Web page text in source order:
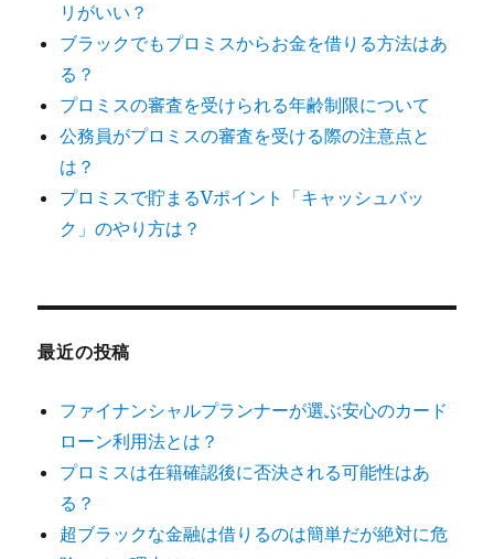
リがいい？
ブラックでもプロミスからお金を借りる方法はあ
る？
プロミスの審査を受けられる年齢制限について
公務員がプロミスの審査を受ける際の注意点と
は？
プロミスで貯まるVポイント「キャッシュバッ
ク」のやり方は？
最近の投稿
ファイナンシャルプランナーが選ぶ安心のカード
ローン利用法とは？
プロミスは在籍確認後に否決される可能性はあ
る？
超ブラックな金融は借りるのは簡単だが絶対に危